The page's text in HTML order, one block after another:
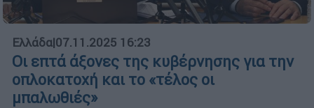
Ελλάδα|07.11.2025 16:23
Οι επτά άξονες της κυβέρνησης για την
οπλοκατοχή και το «τέλος οι
μπαλωθιές»